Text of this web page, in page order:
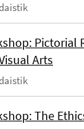
Pictorial
Arts
The